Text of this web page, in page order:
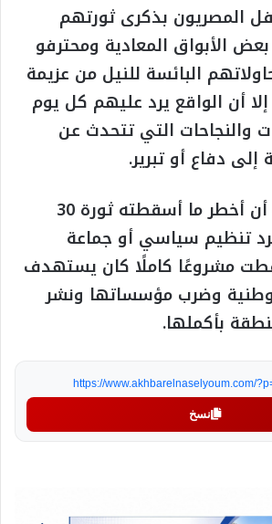
المصريون بذكرى ثورتهم
الأبواق المعادية ومحترفو
البائسة للنيل من عزيمة
أن الواقع يرد عليهم كل يوم
والنجاحات التي تتحدث عن
دفاع أو تبرير.
وأوضحت الجبهة أن أخطر ما أسقطته ثورة 30
تنظيم سياسي أو جماعة
مشروعًا كاملًا كان يستهدف
وضرب مؤسساتها ونشر
بأكملها.
https://www.akhbarelnaselyoum.com/
نسخ